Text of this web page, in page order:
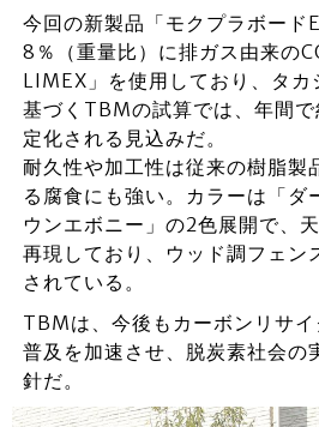
今回の新製品「モクプラボード
8％（重量比）に排ガス由来の
LIMEX」を使用しており、タカ
基づくTBMの試算では、年間で
定化される見込みだ。
耐久性や加工性は従来の樹脂製
る腐食にも強い。カラーは「ダ
ウンエボニー」の2色展開で、
再現しており、ウッド調フェン
されている。
TBMは、今後もカーボンリサ
普及を加速させ、脱炭素社会の
針だ。